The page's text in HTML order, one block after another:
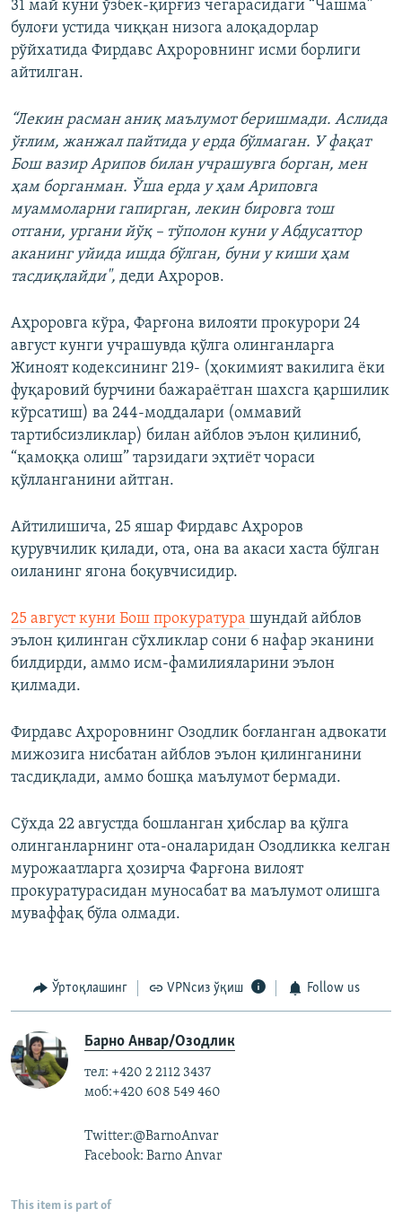
31 май куни ўзбек-қирғиз чегарасидаги “Чашма”
булоғи устида чиққан низога алоқадорлар
рўйхатида Фирдавс Аҳроровнинг исми борлиги
айтилган.
“Лекин расман аниқ маълумот беришмади. Аслида
ўғлим, жанжал пайтида у ерда бўлмаган. У фақат
Бош вазир Арипов билан учрашувга борган, мен
ҳам борганман. Ўша ерда у ҳам Ариповга
муаммоларни гапирган, лекин бировга тош
отгани, ургани йўқ – тўполон куни у Абдусаттор
аканинг уйида ишда бўлган, буни у киши ҳам
тасдиқлайди", деди Аҳроров.
Аҳроровга кўра, Фарғона вилояти прокурори 24
август кунги учрашувда қўлга олинганларга
Жиноят кодексининг 219- (ҳокимият вакилига ёки
фуқаровий бурчини бажараётган шахсга қаршилик
кўрсатиш) ва 244-моддалари (оммавий
тартибсизликлар) билан айблов эълон қилиниб,
“қамоққа олиш” тарзидаги эҳтиёт чораси
қўлланганини айтган.
Айтилишича, 25 яшар Фирдавс Аҳроров
қурувчилик қилади, ота, она ва акаси хаста бўлган
оиланинг ягона боқувчисидир.
25 август куни Бош прокуратура шундай айблов
эълон қилинган сўхликлар сони 6 нафар эканини
билдирди, аммо исм-фамилияларини эълон
қилмади.
Фирдавс Аҳроровнинг Озодлик боғланган адвокати
мижозига нисбатан айблов эълон қилинганини
тасдиқлади, аммо бошқа маълумот бермади.
Сўхда 22 августда бошланган ҳибслар ва қўлга
олинганларнинг ота-оналаридан Озодликка келган
мурожаатларга ҳозирча Фарғона вилоят
прокуратурасидан муносабат ва маълумот олишга
муваффақ бўла олмади.
Ўртоқлашинг VPNсиз ўқиш Follow us
Барно Анвар/Озодлик
тел: +420 2 2112 3437
моб:+420 608 549 460
Twitter:@BarnoAnvar
Facebook: Barno Anvar
This item is part of